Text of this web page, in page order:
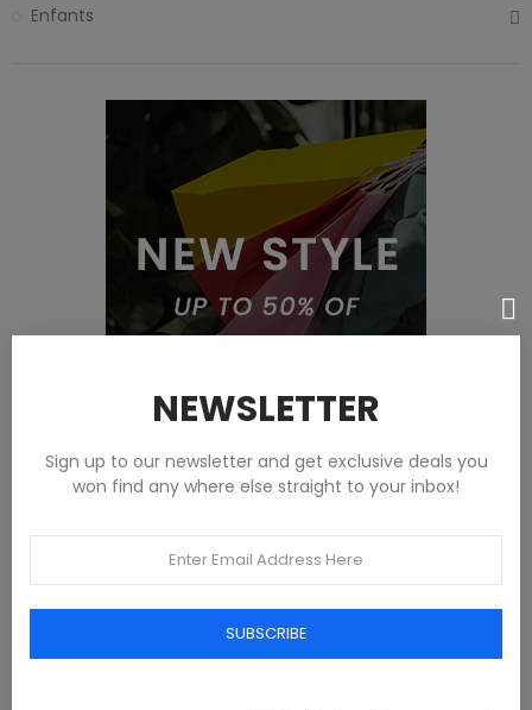
Enfants
Featured products
Tommy Hilfiger Chemises - Homme -
Blanches
NEWSLETTER
Sign up to our newsletter and get exclusive deals you
won find any where else straight to your inbox!
SUBSCRIBE